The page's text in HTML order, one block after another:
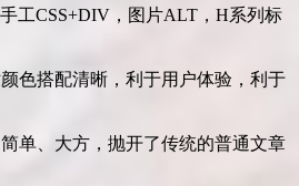
工CSS+DIV，图片ALT，H系列标
色搭配清晰，利于用户体验，利于
单、大方，抛开了传统的普通文章